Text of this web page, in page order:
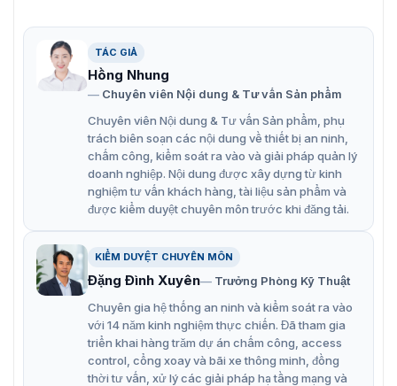
cửa: vân tay, thẻ từ, mã số, chìa cơ, App HT Home. Tiện
lợi trong quá trình sử dụng, không cần phải mang theo
chìa khóa như những loại khóa thông thường.
Tính năng nổi bật k
hóa vân tay Hyundai
HDL 7390SK
Khóa vân tay Hyundai HDL 7390SK là sản phẩm được
nhiều người lắp đặt bởi những tính năng thông minh mà
sản phẩm sở hữu. Sản phẩm hỗ trợ cho việc bảo vệ cho
căn hộ một cách hiệu quả. Tính năng thông minh đem lại
trải nghiệm tích cực cho người dùng
5 phương thức mở khóa: vân tay, thẻ từ, mã số, chìa
khóa cơ, app HT Home (thêm module zigbee).
Cảm biến tự động báo cháy. Khi nhiệt độ trong phòng
đến 65 độ khóa tự kích hoạt về tình trạng mở, để khi
có cháy mọi người bên trong dễ dàng thoát nạn.
TÁC GIẢ
Hồng Nhung
Chuyên viên Nội dung & Tư vấn Sản phẩm
Chuyên viên Nội dung & Tư vấn Sản phẩm, phụ
trách biên soạn các nội dung về thiết bị an ninh,
chấm công, kiểm soát ra vào và giải pháp quản lý
doanh nghiệp. Nội dung được xây dựng từ kinh
nghiệm tư vấn khách hàng, tài liệu sản phẩm và
được kiểm duyệt chuyên môn trước khi đăng tải.
KIỂM DUYỆT CHUYÊN MÔN
Đặng Đình Xuyên
Trưởng Phòng Kỹ Thuật
Chuyên gia hệ thống an ninh và kiểm soát ra vào
với 14 năm kinh nghiệm thực chiến. Đã tham gia
triển khai hàng trăm dự án chấm công, access
control, cổng xoay và bãi xe thông minh, đồng
thời tư vấn, xử lý các giải pháp hạ tầng mạng và